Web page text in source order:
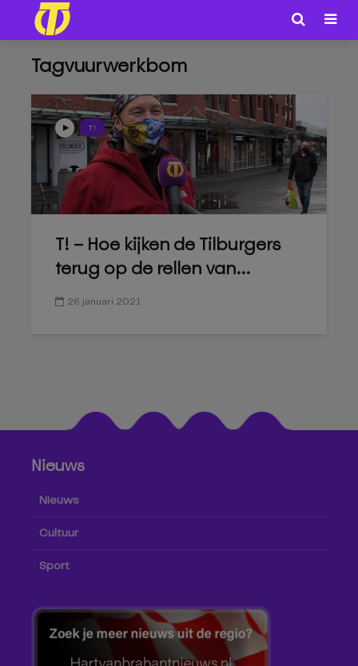
Tagvuurwerkbom
T!
T! – Hoe kijken de Tilburgers
terug op de rellen van...
26 januari 2021
Nieuws
Nieuws
Cultuur
Sport